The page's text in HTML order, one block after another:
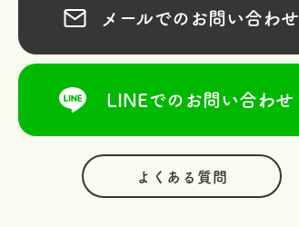
メールでのお問い合わせ
LINEでのお問い合わせ
よくある質問